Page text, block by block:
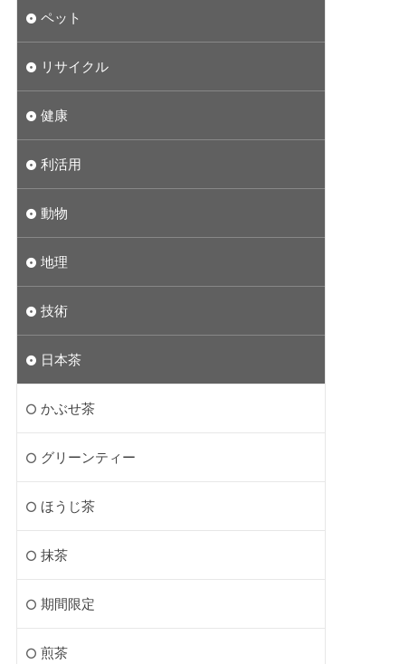
ペット
リサイクル
健康
利活用
動物
地理
技術
日本茶
かぶせ茶
グリーンティー
ほうじ茶
抹茶
期間限定
煎茶